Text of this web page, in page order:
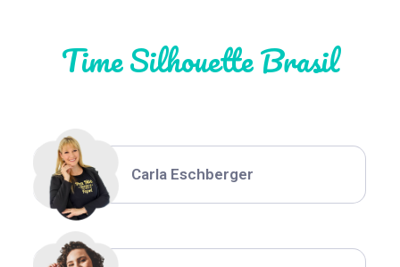
Time Silhouette Brasil
Thiara Ney
Carla Eschberger